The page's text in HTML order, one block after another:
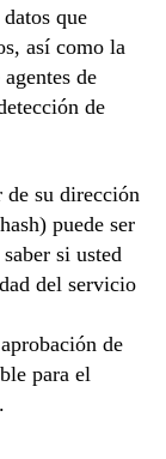
que
así como la
de
de
de su dirección
puede ser
si usted
del servicio
de
para el